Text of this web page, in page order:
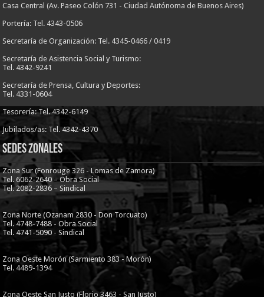
Casa Central (Av. Paseo Colón 731 - Ciudad Autónoma de Buenos Aires)
Portería: Tel. 4343-0506
Secretaría de Organización: Tel. 4345-0466 / 0419
Secretaría de Asistencia Social y Turismo:
Tel. 4342-9241
Secretaría de Prensa, Cultura y Deportes:
Tel. 4331-0604
Tesorería: Tel. 4342-6149
Jubilados/as: Tel. 4342-4370
Sedes Zonales
Zona Sur (Fonrouge 326 - Lomas de Zamora)
Tel. 6062-2640 – Obra Social
Tel. 2082-2836 – Sindical
Zona Norte (Ozanam 2830 - Don Torcuato)
Tel. 4748-7488 - Obra Social
Tel. 4741-5090 - Sindical
Zona Oeste Morón (Sarmiento 383 - Morón)
Tel. 4489-1394
Zona Oeste San Justo (Florio 3463 - San Justo)